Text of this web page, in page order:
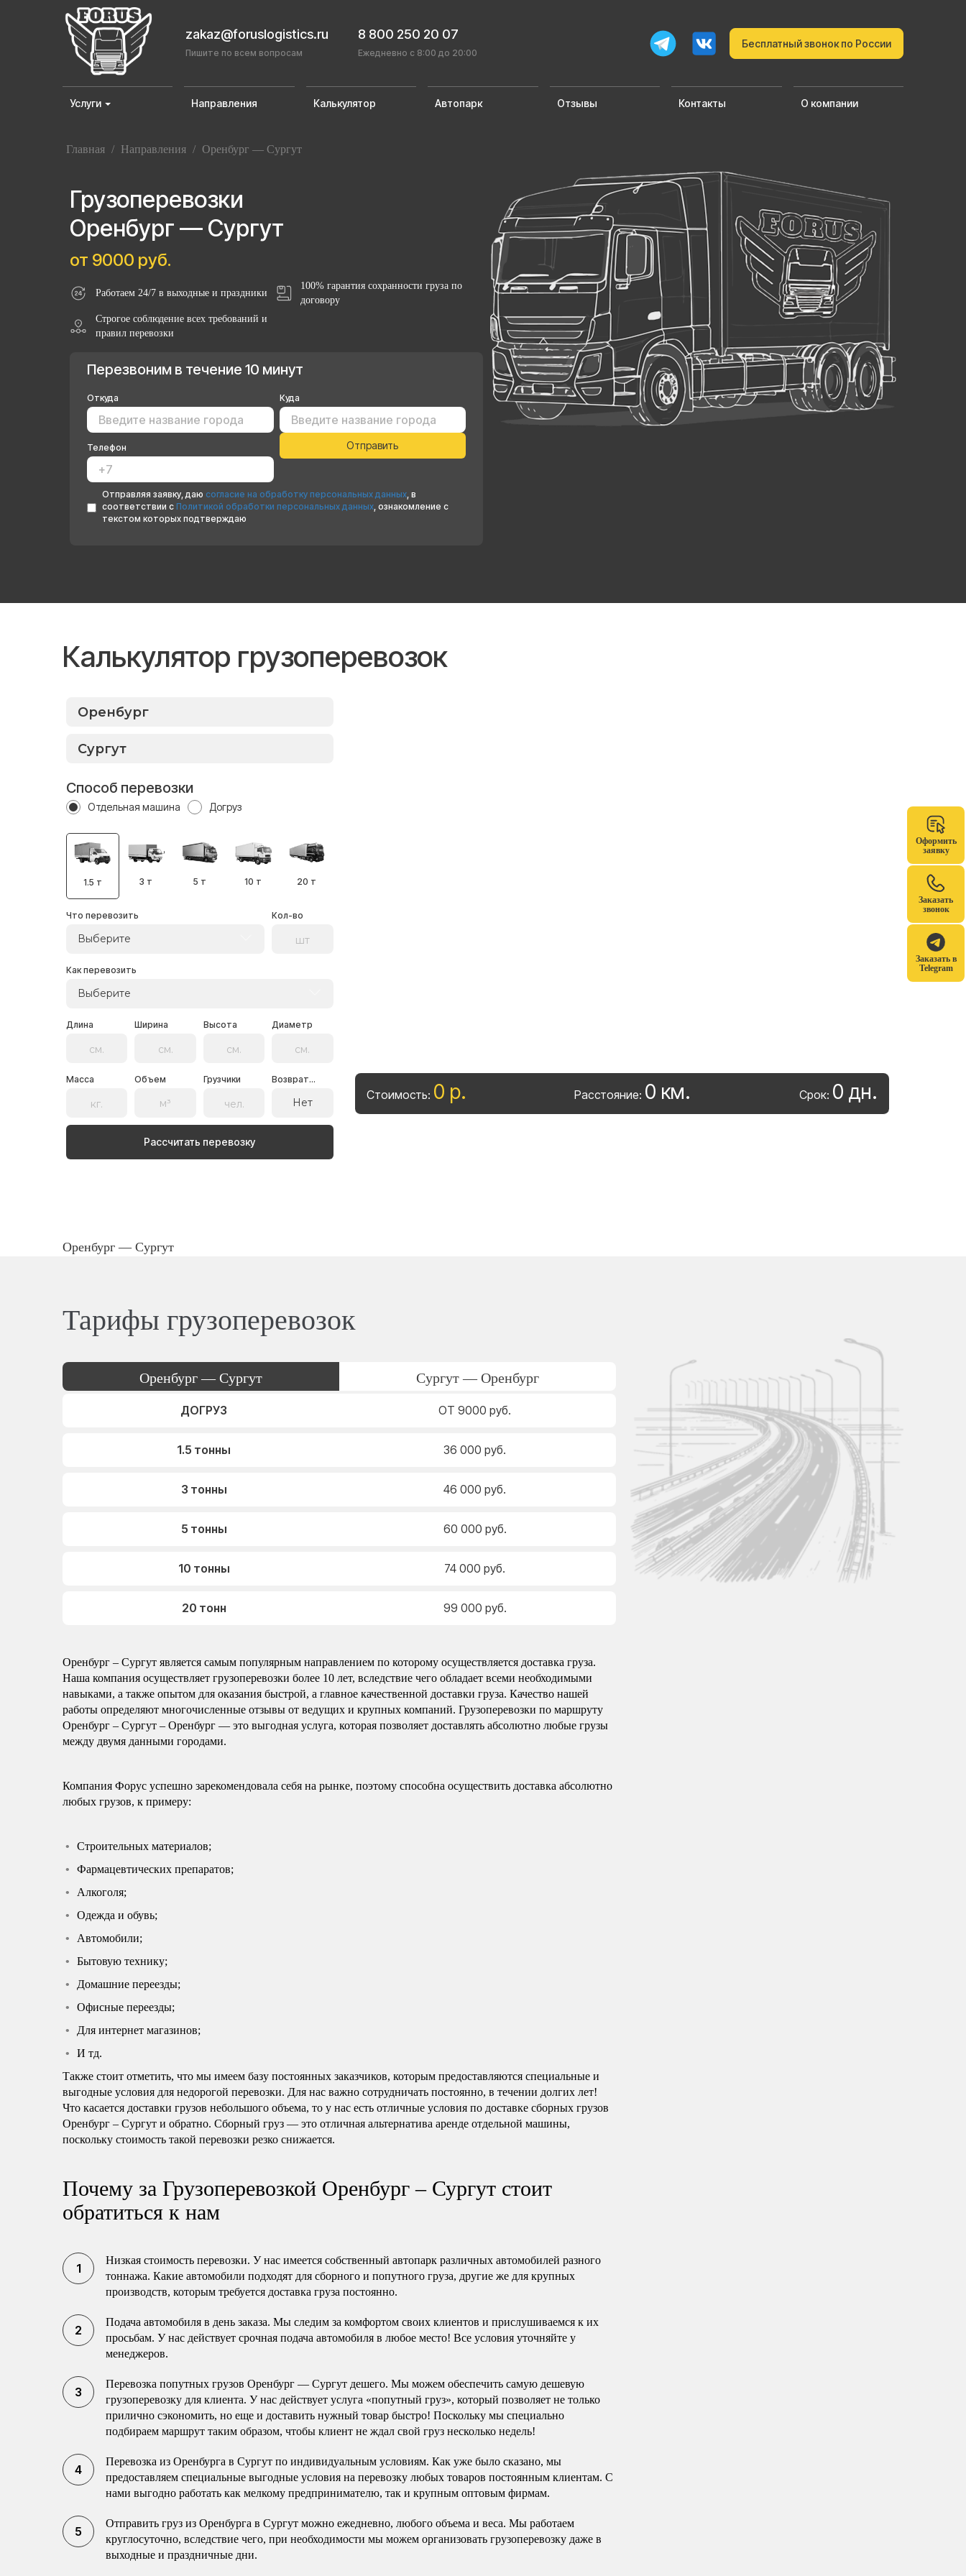
Оформить
заявку
Заказать
звонок
Заказать в
Telegram
zakaz@foruslogistics.ru
Пишите по всем вопросам
8 800 250 20 07
Ежедневно с 8:00 до 20:00
Бесплатный звонок по России
Услуги Направления Калькулятор Автопарк Отзывы Контакты О компании
Главная / Направления / Оренбург — Сургут
Грузоперевозки
Оренбург — Сургут
от 9000 руб.
Работаем 24/7 в выходные и праздники
100% гарантия сохранности груза по
договору
Строгое соблюдение всех требований и
правил перевозки
Перезвоним в течение 10 минут
Откуда Куда
Телефон
Отправляя заявку, даю согласие на обработку персональных данных, в
соответствии с Политикой обработки персональных данных, ознакомление с
текстом которых подтверждаю
Калькулятор грузоперевозок
Способ перевозки
Отдельная машина Догруз
1.5 т 3 т 5 т 10 т 20 т
Что перевозить
Выберите
Кол-во
Как перевозить
Выберите
Длина Ширина Высота Диаметр
Масса Объем Грузчики Возврат...
Нет
Рассчитать перевозку
Стоимость: 0 р. Расстояние: 0 км. Срок: 0 дн.
Оренбург — Сургут
Тарифы грузоперевозок
Оренбург — Сургут Сургут — Оренбург
ДОГРУЗ ОТ 9000 руб.
1.5 тонны 36 000 руб.
3 тонны 46 000 руб.
5 тонны 60 000 руб.
10 тонны 74 000 руб.
20 тонн 99 000 руб.
Оренбург – Сургут является самым популярным направлением по которому осуществляется доставка груза.
Наша компания осуществляет грузоперевозки более 10 лет, вследствие чего обладает всеми необходимыми
навыками, а также опытом для оказания быстрой, а главное качественной доставки груза. Качество нашей
работы определяют многочисленные отзывы от ведущих и крупных компаний. Грузоперевозки по маршруту
Оренбург – Сургут – Оренбург — это выгодная услуга, которая позволяет доставлять абсолютно любые грузы
между двумя данными городами.
Компания Форус успешно зарекомендовала себя на рынке, поэтому способна осуществить доставка абсолютно
любых грузов, к примеру:
Строительных материалов;
Фармацевтических препаратов;
Алкоголя;
Одежда и обувь;
Автомобили;
Бытовую технику;
Домашние переезды;
Офисные переезды;
Для интернет магазинов;
И тд.
Также стоит отметить, что мы имеем базу постоянных заказчиков, которым предоставляются специальные и
выгодные условия для недорогой перевозки. Для нас важно сотрудничать постоянно, в течении долгих лет!
Что касается доставки грузов небольшого объема, то у нас есть отличные условия по доставке сборных грузов
Оренбург – Сургут и обратно. Сборный груз — это отличная альтернатива аренде отдельной машины,
поскольку стоимость такой перевозки резко снижается.
Почему за Грузоперевозкой Оренбург – Сургут стоит
обратиться к нам
Низкая стоимость перевозки. У нас имеется собственный автопарк различных автомобилей разного
тоннажа. Какие автомобили подходят для сборного и попутного груза, другие же для крупных
производств, которым требуется доставка груза постоянно.
Подача автомобиля в день заказа. Мы следим за комфортом своих клиентов и прислушиваемся к их
просьбам. У нас действует срочная подача автомобиля в любое место! Все условия уточняйте у
менеджеров.
Перевозка попутных грузов Оренбург — Сургут дешего. Мы можем обеспечить самую дешевую
грузоперевозку для клиента. У нас действует услуга «попутный груз», который позволяет не только
прилично сэкономить, но еще и доставить нужный товар быстро! Поскольку мы специально
подбираем маршрут таким образом, чтобы клиент не ждал свой груз несколько недель!
Перевозка из Оренбурга в Сургут по индивидуальным условиям. Как уже было сказано, мы
предоставляем специальные выгодные условия на перевозку любых товаров постоянным клиентам. С
нами выгодно работать как мелкому предпринимателю, так и крупным оптовым фирмам.
Отправить груз из Оренбурга в Сургут можно ежедневно, любого объема и веса. Мы работаем
круглосуточно, вследствие чего, при необходимости мы можем организовать грузоперевозку даже в
выходные и праздничные дни.